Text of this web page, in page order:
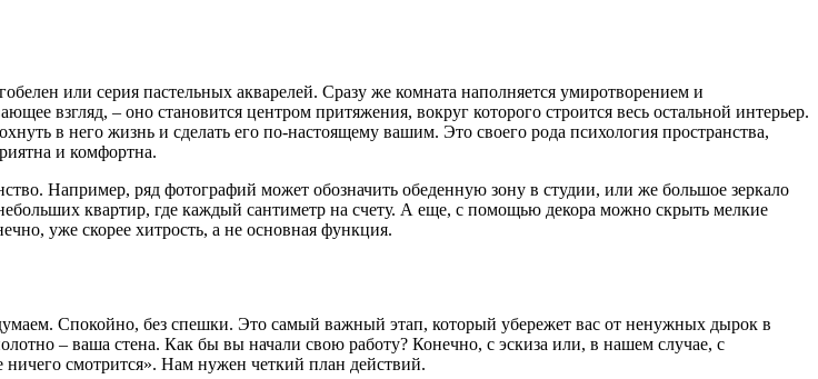
или серия пастельных акварелей. Сразу же комната наполняется умиротворением и
взгляд, – оно становится центром притяжения, вокруг которого строится весь остальной интерьер.
в него жизнь и сделать его по-настоящему вашим. Это своего рода психология пространства,
и комфортна.
Например, ряд фотографий может обозначить обеденную зону в студии, или же большое зеркало
квартир, где каждый сантиметр на счету. А еще, с помощью декора можно скрыть мелкие
уже скорее хитрость, а не основная функция.
Спокойно, без спешки. Это самый важный этап, который убережет вас от ненужных дырок в
– ваша стена. Как бы вы начали свою работу? Конечно, с эскиза или, в нашем случае, с
ничего смотрится». Нам нужен четкий план действий.